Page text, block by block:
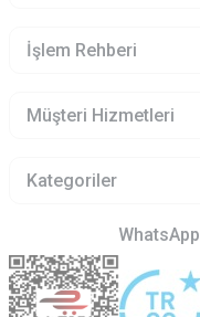
İşlem Rehberi
Müşteri Hizmetleri
Kategoriler
WhatsApp